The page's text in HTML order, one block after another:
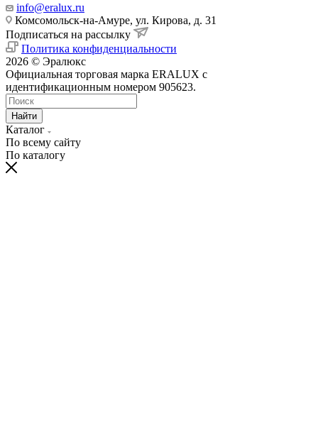
info@eralux.ru
Комсомольск-на-Амуре, ул. Кирова, д. 31
Подписаться на рассылку
Политика конфиденциальности
2026 © Эралюкс
Официальная торговая марка ERALUX с
идентификационным номером 905623.
Найти
Каталог
По всему сайту
По каталогу